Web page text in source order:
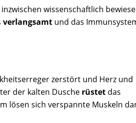
wissenschaftlich
verlangsamt und das
zerstört und Herz und
der kalten Dusche rüstet das
lösen sich verspannte Muskeln